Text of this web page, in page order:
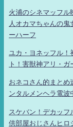
火浦のシネマッフル
人オカマちゃんの
ーハーフ
ユカ・ヨネッフル！
ト！害獣神アリ・
おネコさん的まと
ンタルメンヘラ電
スケバン！デカッ
供部屋おじさんヒロ